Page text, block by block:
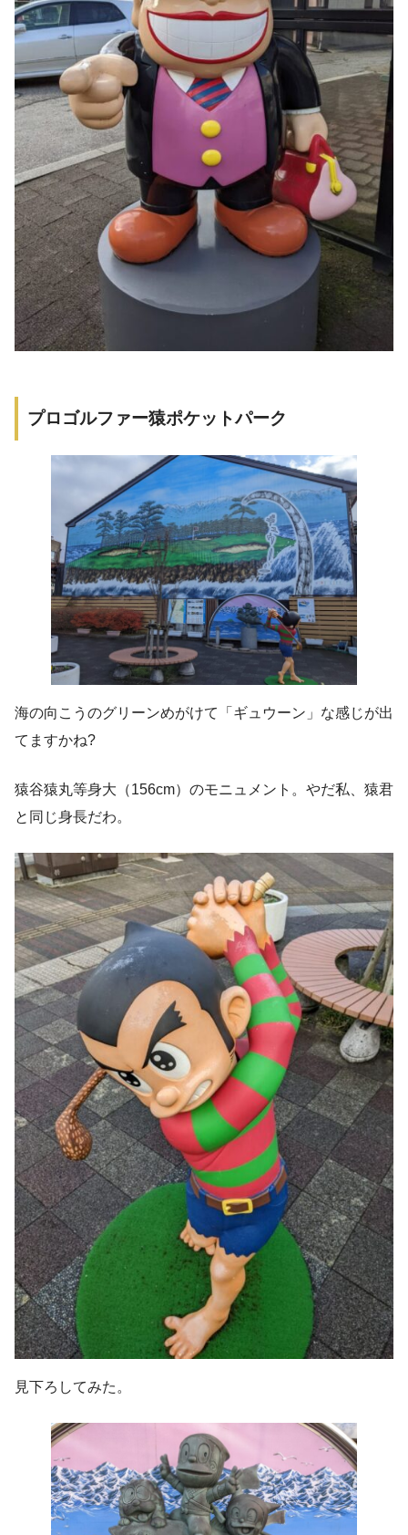
プロゴルファー猿ポケットパーク
海の向こうのグリーンめがけて「ギュウーン」な感じが出
てますかね?
猿谷猿丸等身大（156cm）のモニュメント。やだ私、猿君
と同じ身長だわ。
見下ろしてみた。